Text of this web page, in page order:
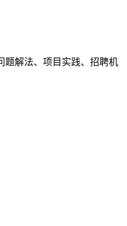
题解法、项目实践、招聘机